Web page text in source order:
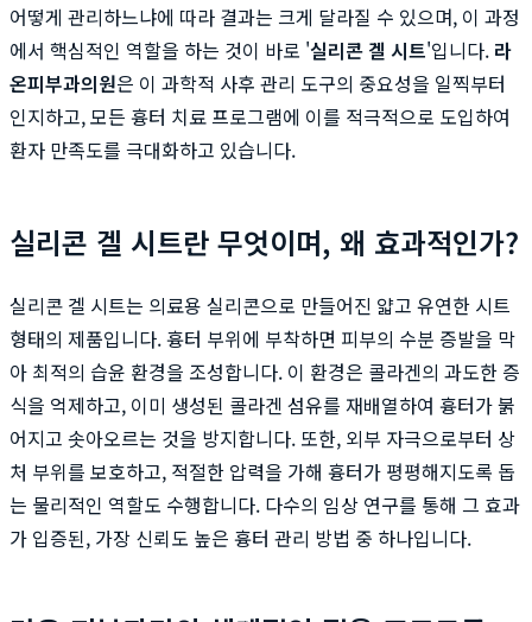
어떻게 관리하느냐에 따라 결과는 크게 달라질 수 있으며, 이 과정
에서 핵심적인 역할을 하는 것이 바로 '실리콘 겔 시트'입니다. 라
온피부과의원은 이 과학적 사후 관리 도구의 중요성을 일찍부터
인지하고, 모든 흉터 치료 프로그램에 이를 적극적으로 도입하여
환자 만족도를 극대화하고 있습니다.
실리콘 겔 시트란 무엇이며, 왜 효과적인가?
실리콘 겔 시트는 의료용 실리콘으로 만들어진 얇고 유연한 시트
형태의 제품입니다. 흉터 부위에 부착하면 피부의 수분 증발을 막
아 최적의 습윤 환경을 조성합니다. 이 환경은 콜라겐의 과도한 증
식을 억제하고, 이미 생성된 콜라겐 섬유를 재배열하여 흉터가 붉
어지고 솟아오르는 것을 방지합니다. 또한, 외부 자극으로부터 상
처 부위를 보호하고, 적절한 압력을 가해 흉터가 평평해지도록 돕
는 물리적인 역할도 수행합니다. 다수의 임상 연구를 통해 그 효과
가 입증된, 가장 신뢰도 높은 흉터 관리 방법 중 하나입니다.